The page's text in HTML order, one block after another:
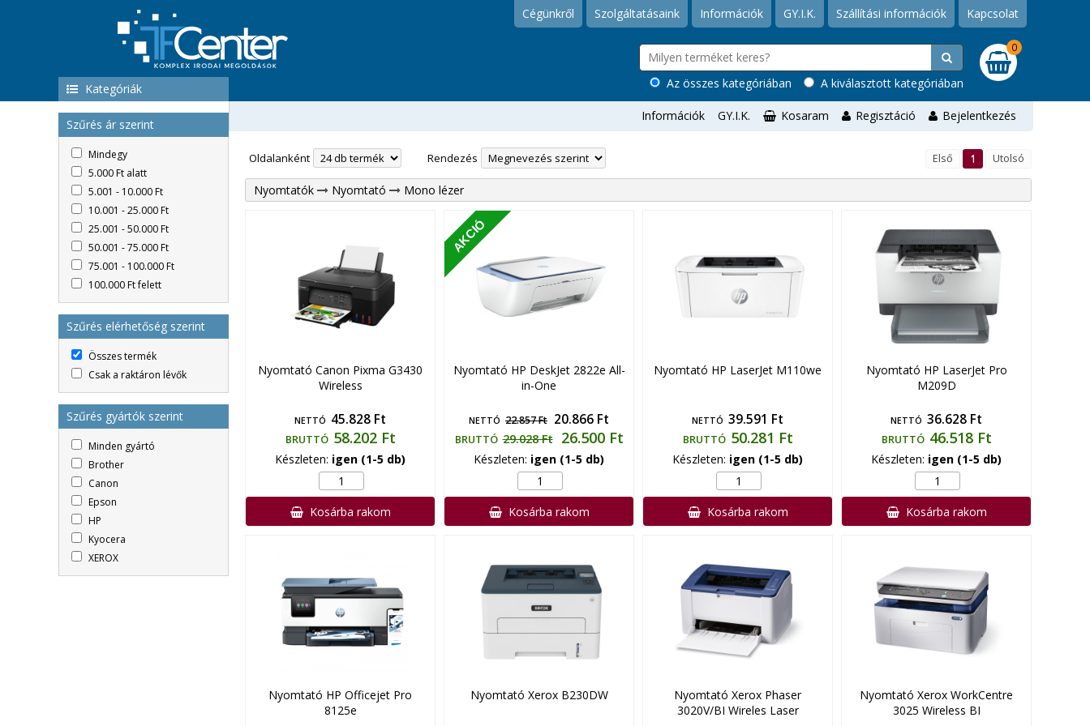
Cégünkről Szolgáltatásaink Információk GY.I.K. Szállítási információk Kapcsolat
A kiválasztott kategóriában
Az összes kategóriában
0
Kategóriák
Szűrés ár szerint
Mindegy
5.000 Ft alatt
5.001 - 10.000 Ft
10.001 - 25.000 Ft
25.001 - 50.000 Ft
50.001 - 75.000 Ft
75.001 - 100.000 Ft
100.000 Ft felett
Szűrés elérhetőség szerint
Összes termék
Csak a raktáron lévők
Szűrés gyártók szerint
Minden gyártó
Brother
Canon
Epson
HP
Kyocera
XEROX
Információk GY.I.K. Kosaram Regisztáció Bejelentkezés
Oldalanként Rendezés Első 1 Utolsó
Nyomtatók Nyomtató Mono lézer
Nyomtató Canon Pixma G3430
Wireless
NETTÓ 45.828 Ft
BRUTTÓ 58.202 Ft
Készleten: igen (1-5 db)
Kosárba rakom
AKCIÓ
Nyomtató HP DeskJet 2822e All-
in-One
NETTÓ 22.857 Ft 20.866 Ft
BRUTTÓ 29.028 Ft26.500 Ft
Készleten: igen (1-5 db)
Kosárba rakom
Nyomtató HP LaserJet M110we
NETTÓ 39.591 Ft
BRUTTÓ 50.281 Ft
Készleten: igen (1-5 db)
Kosárba rakom
Nyomtató HP LaserJet Pro
M209D
NETTÓ 36.628 Ft
BRUTTÓ 46.518 Ft
Készleten: igen (1-5 db)
Kosárba rakom
Nyomtató HP Officejet Pro
8125e
Nyomtató Xerox B230DW
Nyomtató Xerox Phaser
3020V/BI Wireles Laser
Nyomtató Xerox WorkCentre
3025 Wireless BI